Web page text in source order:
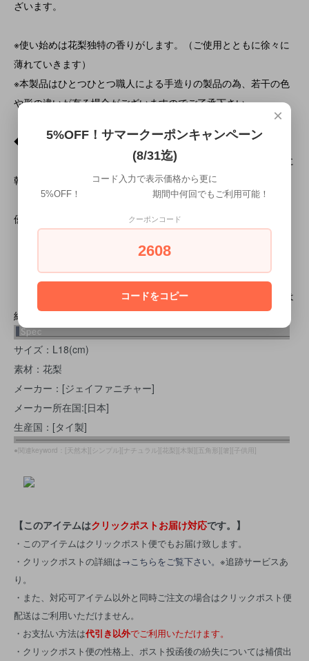
ざいます。
※使い始めは花梨独特の香りがします。（ご使用とともに徐々に
薄れていきます）
※本製品はひとつひとつ職人による手造りの製品の為、若干の色
や形の違いが有る場合がございますのでご了承下さい。
◆長くご使用いただくために
・ご使用後はできるだけ早く洗って水分を充分に拭き取り完全に
乾かして下さい。
・中性洗剤の使用も可能ですが、なるべく 柔らかいスポンジで
優しく 洗って下さい。
・直射日光は避けて下さい。
・電子レンジ使用不可。
・木の表面がザラついて来た時や僅かな欠けキズが出来た場合は
紙ヤスリなどでナラしてからオリーブオイルで拭いて下さい。
サイズ：L18(cm)
素材：花梨
メーカー：[ジェイファニチャー]
メーカー所在国:[日本]
生産国：[タイ製]
●関連keyword：[天然木][シンプル][ナチュラル][花梨][木製][五角形][箸][子供用]
【このアイテムはクリックポストお届け対応です。】
・このアイテムはクリックポスト便でもお届け致します。
・クリックポストの詳細は→こちらをご覧下さい。 ※追跡サービスあ
り。
・また、対応可アイテム以外と同時ご注文の場合はクリックポスト便
配送はご利用いただけません。
・お支払い方法は代引き以外でご利用いただけます。
・クリックポスト便の性格上、ポスト投函後の紛失については補償出
×
5%OFF！サマークーポンキャンペーン
(8/31迄)
コード入力で表示価格から更に
5%OFF！ 期間中何回でもご利用可能！
クーポンコード
2608
コードをコピー